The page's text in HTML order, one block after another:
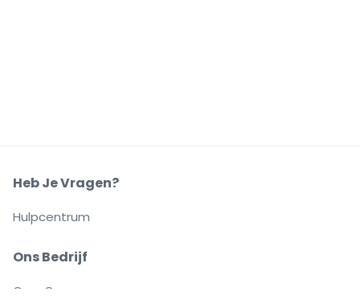
Ons Bedrijf
Over Ons
Heb Je Vragen?
Hulpcentrum